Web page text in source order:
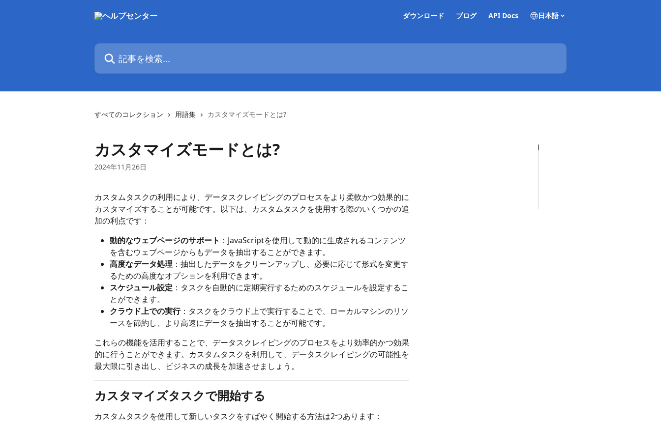
ダウンロード ブログ API Docs 日本語
記事を検索...
すべてのコレクション 用語集 カスタマイズモードとは?
カスタマイズモードとは?
2024年11月26日
カスタムタスクの利用により、データスクレイピングのプロセスをより柔軟かつ効果的に
カスタマイズすることが可能です。以下は、カスタムタスクを使用する際のいくつかの追
加の利点です：
動的なウェブページのサポート ：JavaScriptを使用して動的に生成されるコンテンツ
を含むウェブページからもデータを抽出することができます。
高度なデータ処理 ：抽出したデータをクリーンアップし、必要に応じて形式を変更す
るための高度なオプションを利用できます。
スケジュール設定 ：タスクを自動的に定期実行するためのスケジュールを設定するこ
とができます。
クラウド上での実行：タスクをクラウド上で実行することで、ローカルマシンのリソ
ースを節約し、より高速にデータを抽出することが可能です。
これらの機能を活用することで、データスクレイピングのプロセスをより効率的かつ効果
的に行うことができます。カスタムタスクを利用して、データスクレイピングの可能性を
最大限に引き出し、ビジネスの成長を加速させましょう。
カスタマイズタスクで開始する
カスタムタスクを使用して新しいタスクをすばやく開始する方法は2つあります：